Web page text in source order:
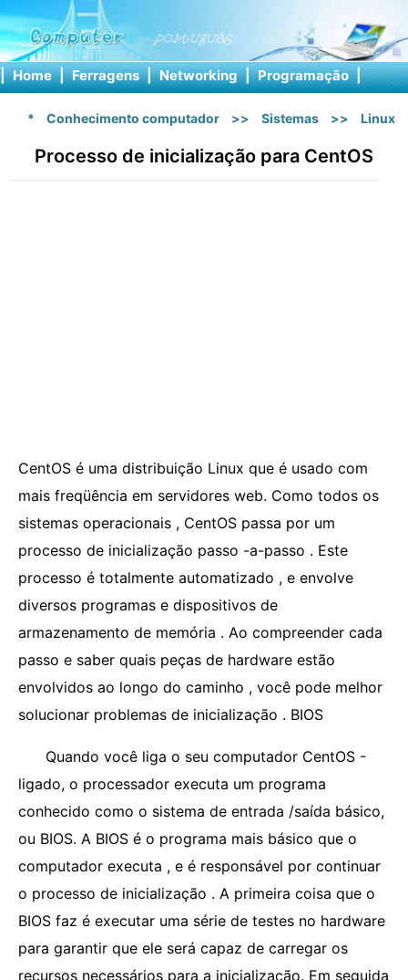
| Home | Ferragens | Networking | Programação |
* Conhecimento computador >> Sistemas >> Linux
Processo de inicialização para CentOS
CentOS é uma distribuição Linux que é usado com
mais freqüência em servidores web. Como todos os
sistemas operacionais , CentOS passa por um
processo de inicialização passo -a-passo . Este
processo é totalmente automatizado , e envolve
diversos programas e dispositivos de
armazenamento de memória . Ao compreender cada
passo e saber quais peças de hardware estão
envolvidos ao longo do caminho , você pode melhor
solucionar problemas de inicialização . BIOS
Quando você liga o seu computador CentOS -
ligado, o processador executa um programa
conhecido como o sistema de entrada /saída básico,
ou BIOS. A BIOS é o programa mais básico que o
computador executa , e é responsável por continuar
o processo de inicialização . A primeira coisa que o
BIOS faz é executar uma série de testes no hardware
para garantir que ele será capaz de carregar os
recursos necessários para a inicialização. Em seguida